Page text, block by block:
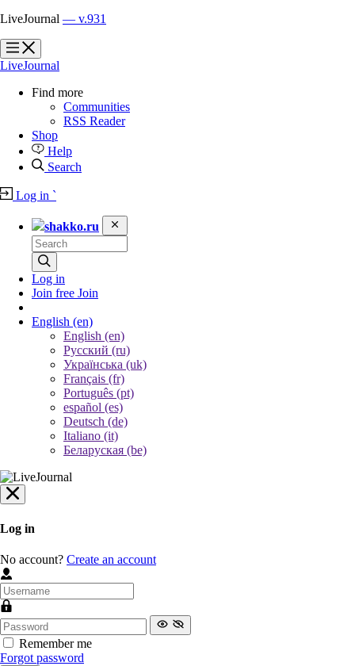
LiveJournal — v.931
?
?
LiveJournal
Find more
Communities
RSS Reader
Shop
Help
Search
Log in `
shakko.ru
Log in
Join free Join
English (en)
English (en)
Русский (ru)
Українська (uk)
Français (fr)
Português (pt)
español (es)
Deutsch (de)
Italiano (it)
Беларуская (be)
Log in
No account? Create an account
Remember me
Forgot password